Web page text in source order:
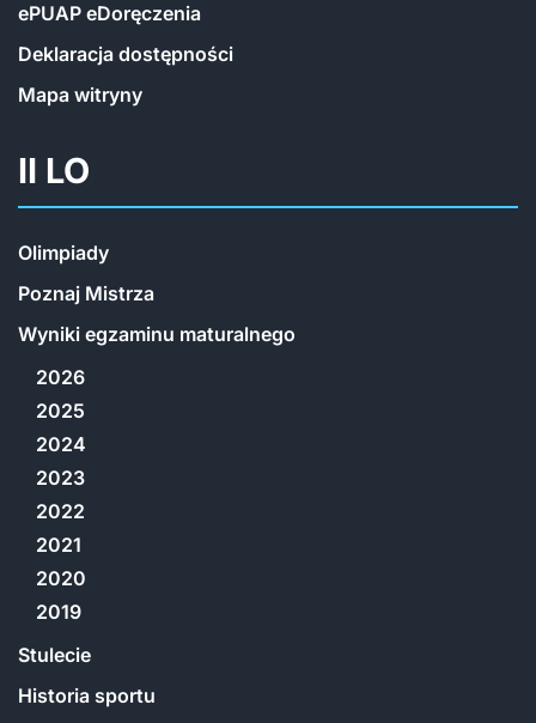
ePUAP eDoręczenia
Deklaracja dostępności
Mapa witryny
II LO
Olimpiady
Poznaj Mistrza
Wyniki egzaminu maturalnego
2026
2025
2024
2023
2022
2021
2020
2019
Stulecie
Historia sportu